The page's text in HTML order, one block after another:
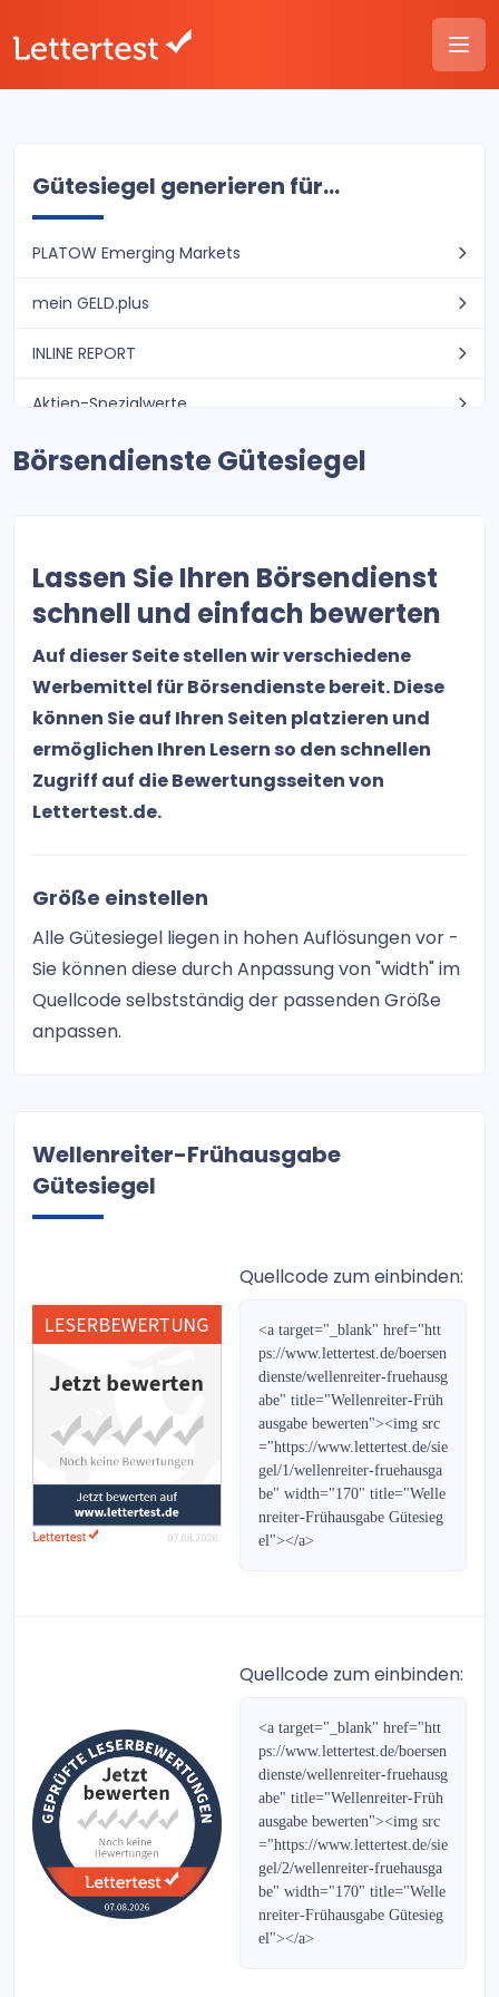
Gütesiegel generieren für...
PLATOW Emerging Markets
mein GELD.plus
INLINE REPORT
Aktien-Spezialwerte
TB-DAILY
TradingBrothers
DAXVestor
Optionen Spread Trader
Tech Crypto Club
Boerse-Daily.de
DaxWaver Charttechnische Analysen
Der Goldreport
DAX Future Trading Signale
Swing Catcher Indikator
FOREX Daytrading
MoneyMail
TradingGruppe 2.0
Bullenbrief
Austria Börsenbrief
Der PLATOW Brief
PLATOW Börse
EUR/USD Daytrading
Börsendienste Gütesiegel
Lassen Sie Ihren Börsendienst
schnell und einfach bewerten
Auf dieser Seite stellen wir verschiedene
Werbemittel für Börsendienste bereit. Diese
können Sie auf Ihren Seiten platzieren und
ermöglichen Ihren Lesern so den schnellen
Zugriff auf die Bewertungsseiten von
Lettertest.de.
Größe einstellen
Alle Gütesiegel liegen in hohen Auflösungen vor -
Sie können diese durch Anpassung von "width" im
Quellcode selbstständig der passenden Größe
anpassen.
Wellenreiter-Frühausgabe
Gütesiegel
Quellcode zum einbinden:
<a target="_blank" href="htt
ps://www.lettertest.de/boersen
dienste/wellenreiter-fruehausg
abe" title="Wellenreiter-Früh
ausgabe bewerten"><img src
="https://www.lettertest.de/sie
gel/1/wellenreiter-fruehausga
be" width="170" title="Welle
nreiter-Frühausgabe Gütesieg
el"></a>
Quellcode zum einbinden:
<a target="_blank" href="htt
ps://www.lettertest.de/boersen
dienste/wellenreiter-fruehausg
abe" title="Wellenreiter-Früh
ausgabe bewerten"><img src
="https://www.lettertest.de/sie
gel/2/wellenreiter-fruehausga
be" width="170" title="Welle
nreiter-Frühausgabe Gütesieg
el"></a>